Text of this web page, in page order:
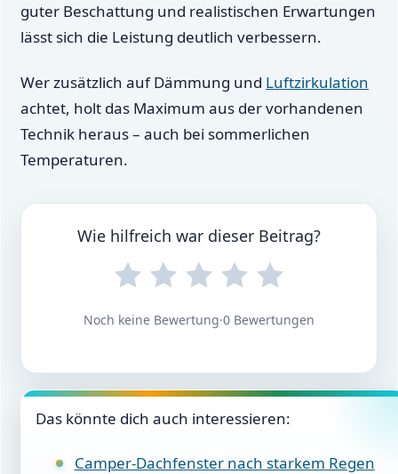
guter Beschattung und realistischen Erwartungen
lässt sich die Leistung deutlich verbessern.
Wer zusätzlich auf Dämmung und Luftzirkulation
achtet, holt das Maximum aus der vorhandenen
Technik heraus – auch bei sommerlichen
Temperaturen.
Wie hilfreich war dieser Beitrag?
Noch keine Bewertung·0 Bewertungen
Das könnte dich auch interessieren:
Camper-Dachfenster nach starkem Regen